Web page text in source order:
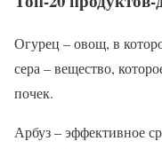
Огурец – овощ, в
сера – вещество,
почек.
Арбуз – эффективное